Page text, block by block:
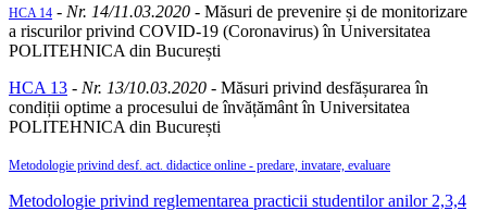
HCA 14 - Nr. 14/11.03.2020 - Măsuri de prevenire și de monitorizare
a riscurilor privind COVID-19 (Coronavirus) în Universitatea
POLITEHNICA din București
HCA 13 - Nr. 13/10.03.2020 - Măsuri privind desfășurarea în
condiții optime a procesului de învățământ în Universitatea
POLITEHNICA din București
Metodologie privind desf. act. didactice online - predare, invatare, evaluare
Metodologie privind reglementarea practicii studentilor anilor 2,3,4